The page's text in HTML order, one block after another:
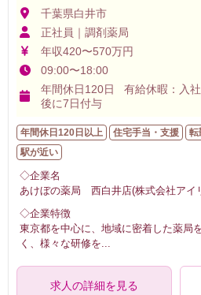
千葉県白井市
正社員｜調剤薬局
年収420〜570万円
09:00〜18:00
年間休日120日 有給休暇：入
後に7日付与
年間休日120日以上 住宅手当・支援 転
駅が近い
◇企業名
あけぼの薬局 西白井店(株式会社アイ
◇企業特徴
東京都を中心に、地域に密着した薬局
く、様々な研修を
求人の詳細を見る